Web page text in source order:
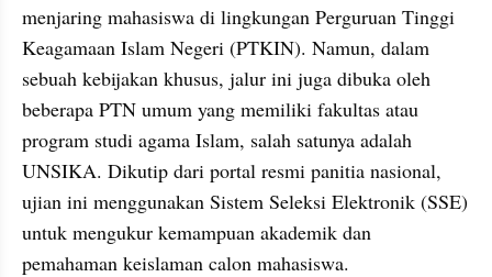
menjaring mahasiswa di lingkungan Perguruan Tinggi
Keagamaan Islam Negeri (PTKIN). Namun, dalam
sebuah kebijakan khusus, jalur ini juga dibuka oleh
beberapa PTN umum yang memiliki fakultas atau
program studi agama Islam, salah satunya adalah
UNSIKA. Dikutip dari portal resmi panitia nasional,
ujian ini menggunakan Sistem Seleksi Elektronik (SSE)
untuk mengukur kemampuan akademik dan
pemahaman keislaman calon mahasiswa.